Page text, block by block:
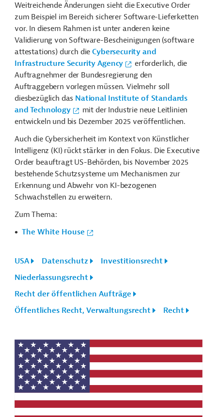
Weitreichende Änderungen sieht die Executive Order
zum Beispiel im Bereich sicherer Software-Lieferketten
vor. In diesem Rahmen ist unter anderen keine
Validierung von Software-Bescheinigungen (software
attestations) durch dieCybersecurity and
Infrastructure Security Agency
erforderlich, die
Auftragnehmer der Bundesregierung den
Auftraggebern vorlegen müssen. Vielmehr soll
diesbezüglich das National Institute of Standards
and Technology
mit der Industrie neue Leitlinien
entwickeln und bis Dezember 2025 veröffentlichen.
Auch die Cybersicherheit im Kontext von Künstlicher
Intelligenz (KI) rückt stärker in den Fokus. Die Executive
Order beauftragt US-Behörden, bis November 2025
bestehende Schutzsysteme um Mechanismen zur
Erkennung und Abwehr von KI-bezogenen
Schwachstellen zu erweitern.
Zum Thema:
The White House
USA Datenschutz
Investitionsrecht
Niederlassungsrecht
Recht der öffentlichen Aufträge
Öffentliches Recht, Verwaltungsrecht
Recht